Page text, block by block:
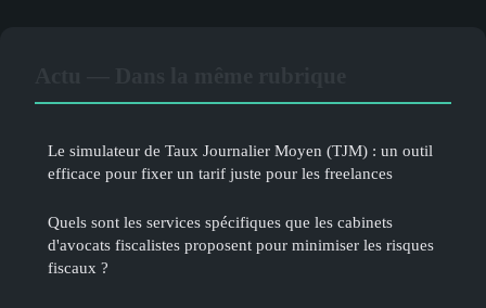
Le simulateur de Taux Journalier Moyen (TJM) : un outil
efficace pour fixer un tarif juste pour les freelances
Quels sont les services spécifiques que les cabinets
d'avocats fiscalistes proposent pour minimiser les risques
fiscaux ?